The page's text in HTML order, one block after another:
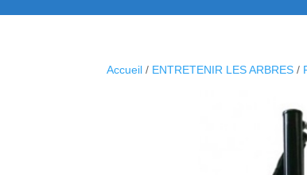
Accueil / ENTRETENIR LES ARBRES /